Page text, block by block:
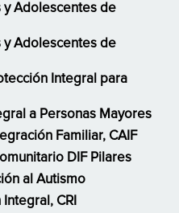
y Adolescentes de
y Adolescentes de
Integral para
a Personas Mayores
Familiar, CAIF
DIF Pilares
al Autismo
CRI